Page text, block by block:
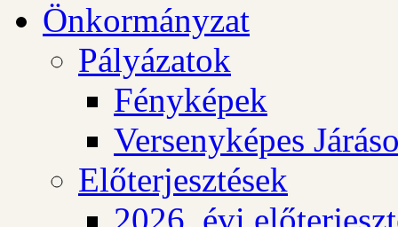
Önkormányzat
Pályázatok
Fényképek
Versenyképes
Előterjesztések